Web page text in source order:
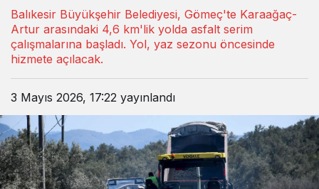
Balıkesir Büyükşehir Belediyesi, Gömeç'te Karaağaç-
Artur arasındaki 4,6 km'lik yolda asfalt serim
çalışmalarına başladı. Yol, yaz sezonu öncesinde
hizmete açılacak.
3 Mayıs 2026, 17:22 yayınlandı